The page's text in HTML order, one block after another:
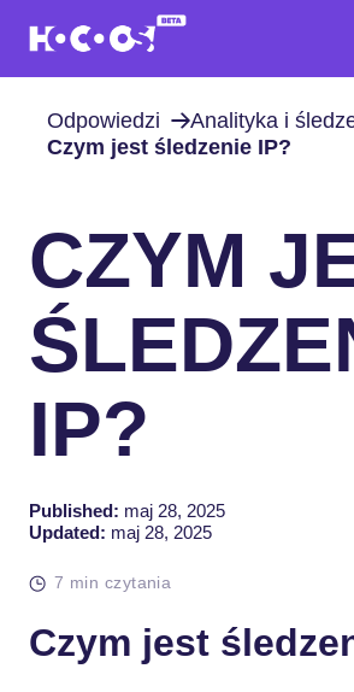
Odpowiedzi
Analityka i
Czym jest śledzenie IP?
CZYM
IP?
Published: maj 28, 2025
Updated: maj 28, 2025
7 min czytania
Czym jest